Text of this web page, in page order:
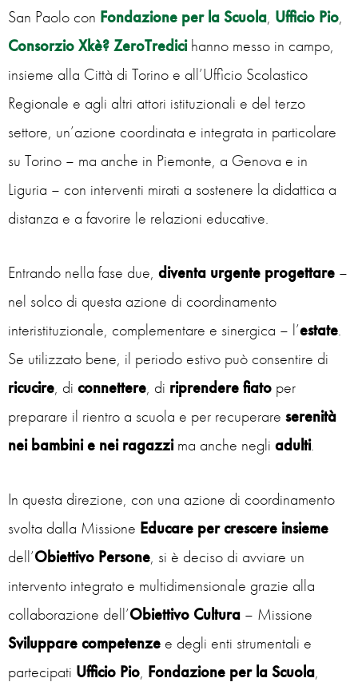
San Paolo con Fondazione per la Scuola, Ufficio Pio,
Consorzio Xkè? ZeroTredicihanno messo in campo,
insieme alla Città di Torino e all’Ufficio Scolastico
Regionale e agli altri attori istituzionali e del terzo
settore, un’azione coordinata e integrata in particolare
su Torino – ma anche in Piemonte, a Genova e in
Liguria – con interventi mirati a sostenere la didattica a
distanza e a favorire le relazioni educative.
Entrando nella fase due, diventa urgente progettare –
nel solco di questa azione di coordinamento
interistituzionale, complementare e sinergica – l’estate.
Se utilizzato bene, il periodo estivo può consentire di
ricucire, di connettere, di riprendere fiato per
preparare il rientro a scuola e per recuperare serenità
nei bambini e nei ragazzima anche negli adulti.
In questa direzione, con una azione di coordinamento
svolta dalla Missione Educare per crescere insieme
dell’Obiettivo Persone, si è deciso di avviare un
intervento integrato e multidimensionale grazie alla
collaborazione dell’Obiettivo Cultura – Missione
Sviluppare competenze e degli enti strumentali e
partecipati Ufficio Pio, Fondazione per la Scuola,